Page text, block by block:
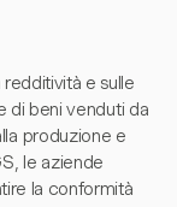
e sulle
di beni venduti da
produzione e
le aziende
la conformità